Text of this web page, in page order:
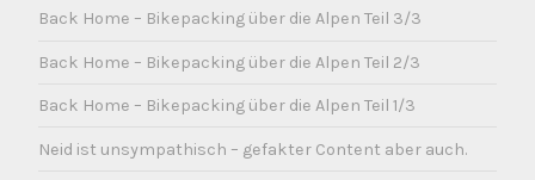
Back Home – Bikepacking über die Alpen Teil 3/3
Back Home – Bikepacking über die Alpen Teil 2/3
Back Home – Bikepacking über die Alpen Teil 1/3
Neid ist unsympathisch – gefakter Content aber auch.